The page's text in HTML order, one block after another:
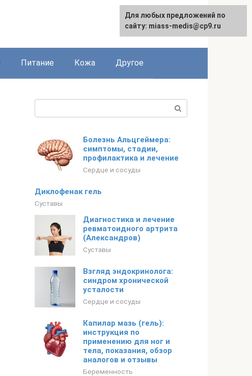
Питание Кожа Другое
Болезнь Альцгеймера:
симптомы, стадии,
профилактика и лечение
Сердце и сосуды
Диклофенак гель
Суставы
Диагностика и лечение
ревматоидного артрита
(Александров)
Суставы
Взгляд эндокринолога:
синдром хронической
усталости
Сердце и сосуды
Капилар мазь (гель):
инструкция по
применению для ног и
тела, показания, обзор
аналогов и отзывы
Беременность
Для любых предложений по
сайту: miass-medis@cp9.ru